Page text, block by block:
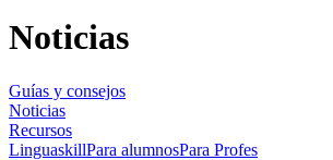
Noticias
Guías y consejos
Noticias
Recursos
LinguaskillPara alumnosPara Profes